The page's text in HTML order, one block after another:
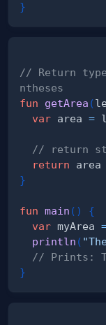
}
// Return
ntheses
fun
getArea (
var area =
// return
return
}
fun main ( )
{
var myArea
println (
// Prints:
}